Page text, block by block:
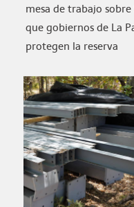
mesa de trabajo
que gobiernos de La
protegen la reserva